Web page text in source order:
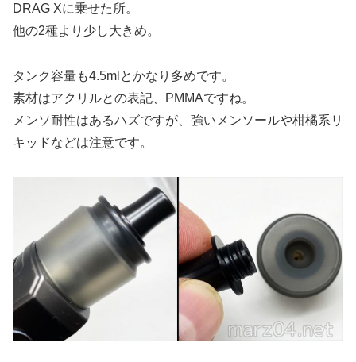
DRAG Xに乗せた所。
他の2種より少し大きめ。
タンク容量も4.5mlとかなり多めです。
素材はアクリルとの表記、PMMAですね。
メンソ耐性はあるハズですが、強いメンソールや柑橘系リ
キッドなどは注意です。